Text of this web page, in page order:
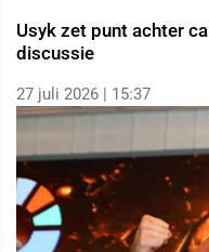
Usyk zet punt achter
discussie
27 juli 2026 | 15:37